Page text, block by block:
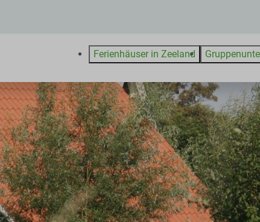
Ferienhäuser in Zeeland